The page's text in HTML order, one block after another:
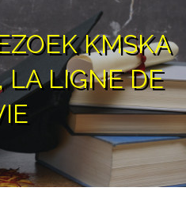
KMSKA
LA LIGNE DE